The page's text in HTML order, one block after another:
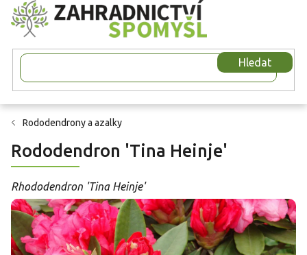
Přejít
na
obsah
Hledat
Rododendrony a azalky
Rododendron 'Tina Heinje'
Rhododendron 'Tina Heinje'